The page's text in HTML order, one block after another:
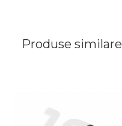
Produse similare